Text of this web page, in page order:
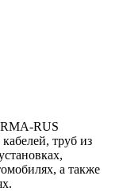
RUS
труб из
а также